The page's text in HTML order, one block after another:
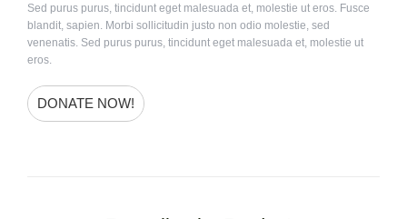
Sed purus purus, tincidunt eget malesuada et, molestie ut eros. Fusce
blandit, sapien. Morbi sollicitudin justo non odio molestie, sed
venenatis. Sed purus purus, tincidunt eget malesuada et, molestie ut
eros.
DONATE NOW!